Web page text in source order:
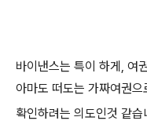
바이낸스는 특이 하게, 여
아마도 떠도는 가짜여권으
확인하려는 의도인것 같습